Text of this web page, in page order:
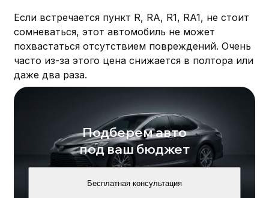
Если встречается пункт R, RA, R1, RA1, не стоит
сомневаться, этот автомобиль не может
похвастаться отсутствием повреждений. Очень
часто из-за этого цена снижается в полтора или
даже два раза.
Подберем авто
под ваш бюджет
Бесплатная консультация